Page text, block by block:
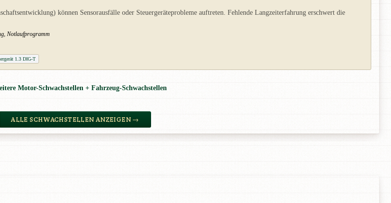
können Sensorausfälle oder Steuergeräteprobleme auftreten. Fehlende Langzeiterfahrung erschwert die
Notlaufprogramm
1.3 DIG-T
Motor-Schwachstellen + Fahrzeug-Schwachstellen
ALLE SCHWACHSTELLEN ANZEIGEN →